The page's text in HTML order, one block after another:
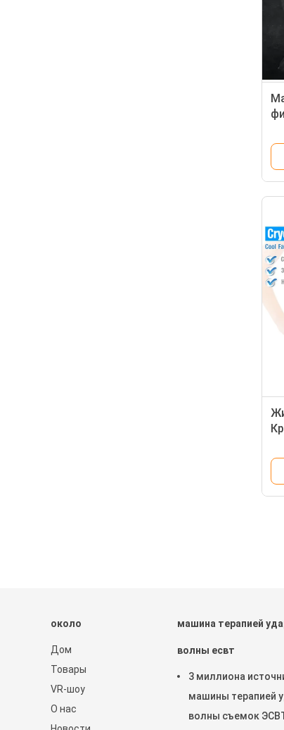
около
Дом
Товары
VR-шоу
О нас
машина терапией
волны есвт
3 миллиона
машины терапией
волны съемок